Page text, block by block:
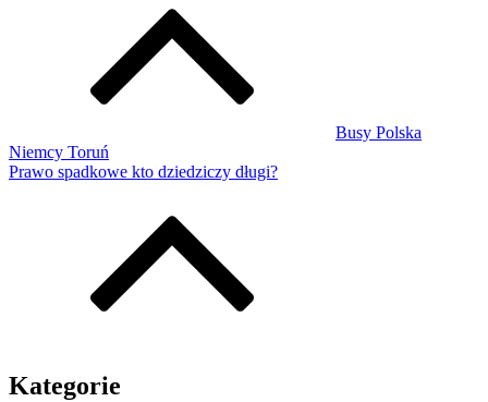
Busy Polska
Niemcy Toruń
Prawo spadkowe kto dziedziczy długi?
Kategorie